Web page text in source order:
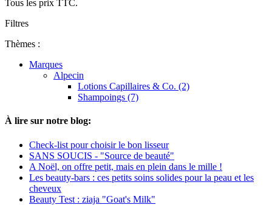
Tous les prix TTC.
Filtres
Thèmes :
Marques
Alpecin
Lotions Capillaires & Co. (2)
Shampoings (7)
À lire sur notre blog:
Check-list pour choisir le bon lisseur
SANS SOUCIS - "Source de beauté"
A Noël, on offre petit, mais en plein dans le mille !
Les beauty-bars : ces petits soins solides pour la peau et les
cheveux
Beauty Test : ziaja "Goat's Milk"